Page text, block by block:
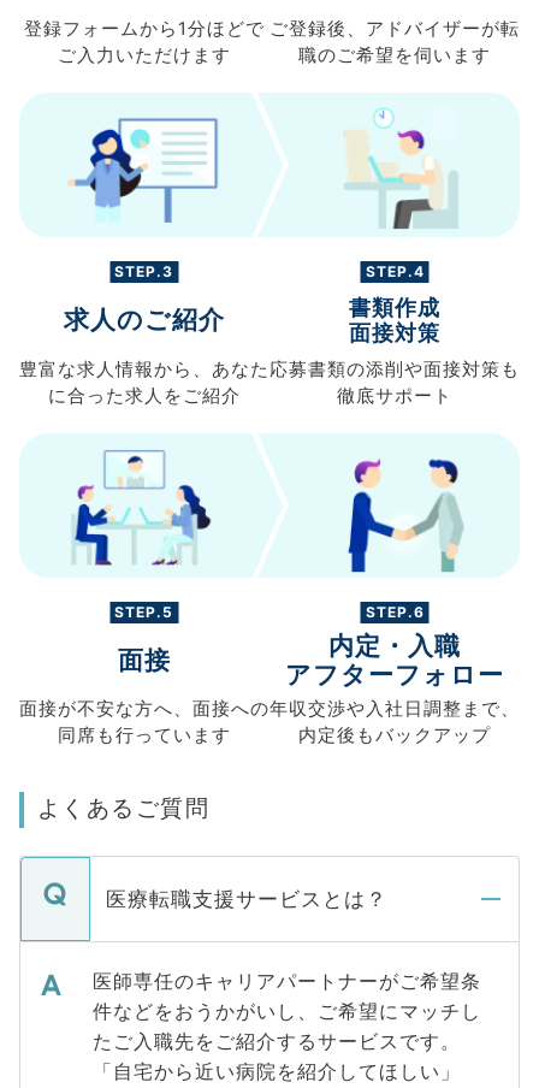
登録フォームから 1分ほどで
ご入力 いただけます
ご登録後、 アドバイザーが転
職のご希望を伺います
STEP.3
求人のご紹介
豊富な求人情報から、 あなた
に合った求人を ご紹介
STEP.4
書類作成
面接対策
応募書類の添削や面接対策も
徹底サポート
STEP.5
面接
面接が不安な方へ、 面接への
同席も行っています
STEP.6
内定・入職
アフターフォロー
年収交渉や入社日調整まで、
内定後もバックアップ
よくあるご質問
医療転職支援サービスとは？
医師専任のキャリアパートナーがご希望条
件などをおうかがいし、ご希望にマッチし
たご入職先をご紹介するサービスです。
「自宅から近い病院を紹介してほしい」